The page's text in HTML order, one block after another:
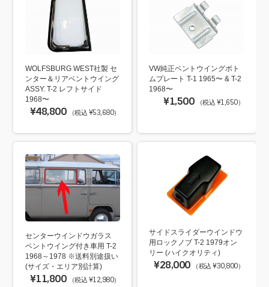
WOLFSBURG WEST社製 セ
ンター＆リアベントウイング
ASSY. T-2 レフトサイド
1968〜
¥48,800 （税込 ¥53,680）
VW純正ベントウイングボト
ムプレート T-1 1965〜 & T-2
1968〜
¥1,500 （税込 ¥1,650）
センターウインドウガラス
ベントウイング付き車用 T-2
1968～1978 ※送料別途扱い
(サイズ・エリア別計算)
¥11,800 （税込 ¥12,980）
サイドスライダーウインドウ
用ロックノブ T-2 1979オン
リー (ハイクオリティ)
¥28,000 （税込 ¥30,800）